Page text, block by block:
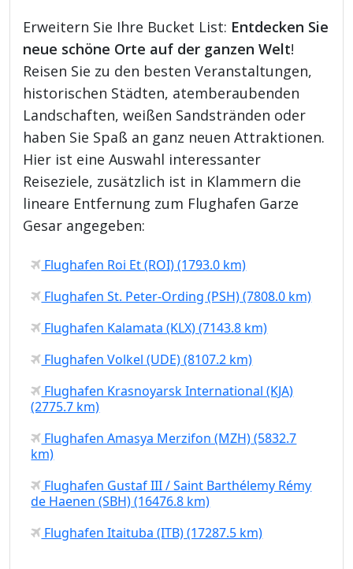
Erweitern Sie Ihre Bucket List: Entdecken Sie
neue schöne Orte auf der ganzen Welt!
Reisen Sie zu den besten Veranstaltungen,
historischen Städten, atemberaubenden
Landschaften, weißen Sandstränden oder
haben Sie Spaß an ganz neuen Attraktionen.
Hier ist eine Auswahl interessanter
Reiseziele, zusätzlich ist in Klammern die
lineare Entfernung zum Flughafen Garze
Gesar angegeben:
Flughafen Roi Et (ROI) (1793.0 km)
Flughafen St. Peter-Ording (PSH) (7808.0 km)
Flughafen Kalamata (KLX) (7143.8 km)
Flughafen Volkel (UDE) (8107.2 km)
Flughafen Krasnoyarsk International (KJA)
(2775.7 km)
Flughafen Amasya Merzifon (MZH) (5832.7
km)
Flughafen Gustaf III / Saint Barthélemy Rémy
de Haenen (SBH) (16476.8 km)
Flughafen Itaituba (ITB) (17287.5 km)